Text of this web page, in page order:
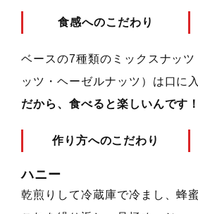
食感へのこだわり
ベースの7種類のミックスナッ
ッツ・ヘーゼルナッツ）は口に
だから、食べると楽しいんです！
作り方へのこだわり
ハニー
乾煎りして冷蔵庫で冷まし、蜂